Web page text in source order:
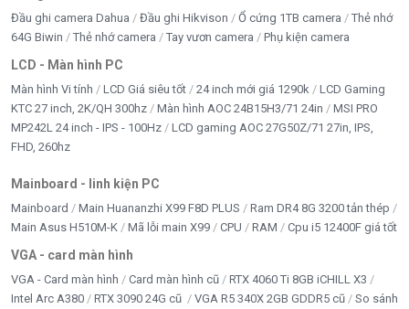
Đầu ghi camera Dahua Đầu ghi Hikvison Ổ cứng 1TB camera
Thẻ nhớ
64G Biwin
Thẻ nhớ camera Tay vươn camera Phụ kiện camera
LCD - Màn hình PC
Màn hình Vi tính LCD Giá siêu tốt 24 inch mới giá 1290k
LCD Gaming
KTC 27 inch, 2K/QH 300hz
Màn hình AOC 24B15H3/71 24in
MSI PRO
MP242L 24 inch - IPS - 100Hz
LCD gaming AOC 27G50Z/71 27in, IPS,
FHD, 260hz
Mainboard - linh kiện PC
Mainboard Main Huananzhi X99 F8D PLUS
Ram DR4 8G 3200 tản thép
Main Asus H510M-K
Mã lỗi main X99 CPU RAM Cpu i5 12400F giá tốt
VGA - card màn hình
VGA - Card màn hình Card màn hình cũ
RTX 4060 Ti 8GB iCHILL X3
Intel Arc A380
RTX 3090 24G cũ VGA R5 340X 2GB GDDR5 cũ
So sánh